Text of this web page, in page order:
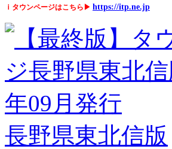
ｉタウンページはこちら▶ https://itp.ne.jp
長野県東北信版